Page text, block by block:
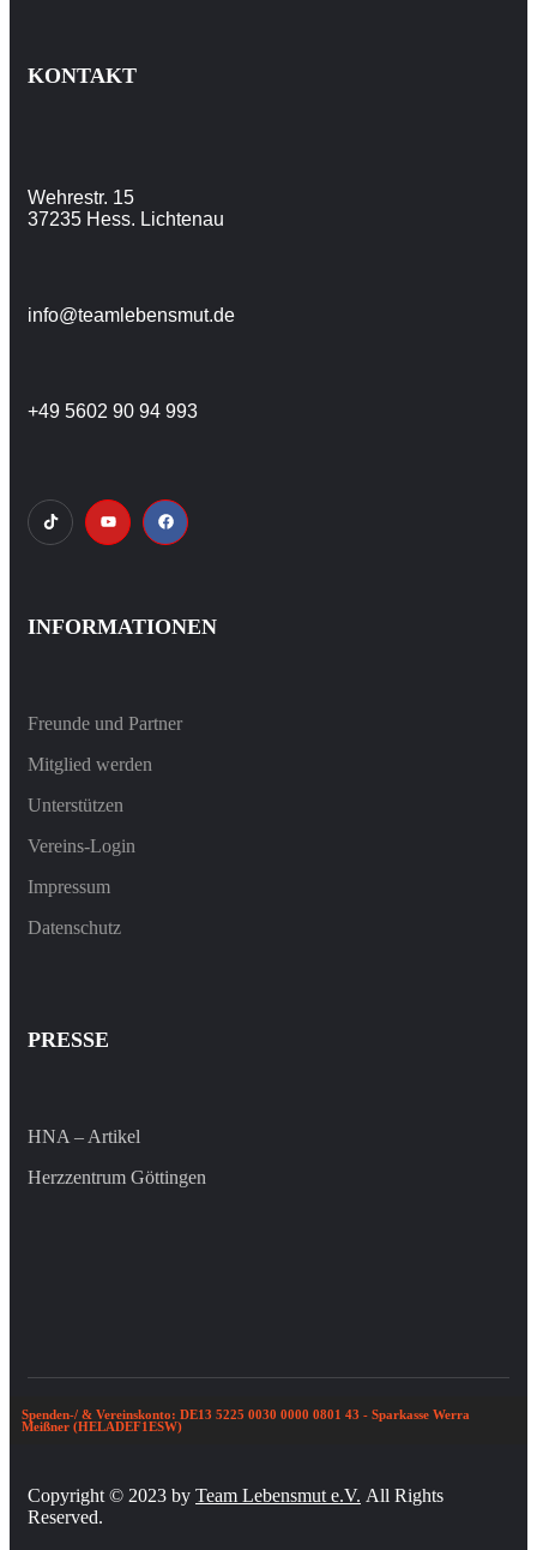
KONTAKT
Wehrestr. 15
37235 Hess. Lichtenau
info@teamlebensmut.de
+49 5602 90 94 993
INFORMATIONEN
Freunde und Partner
Mitglied werden
Unterstützen
Vereins-Login
Impressum
Datenschutz
PRESSE
HNA – Artikel
Herzzentrum Göttingen
Spenden-/ & Vereinskonto: DE13 5225 0030 0000 0801 43 - Sparkasse Werra
Meißner (HELADEF1ESW)
Copyright © 2023 by Team Lebensmut e.V. All Rights
Reserved.